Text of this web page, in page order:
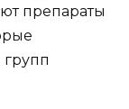
препараты
групп